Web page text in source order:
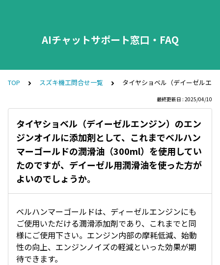
AIチャットサポート窓口・FAQ
TOP スズキ機工問合せ一覧 タイヤショベル（デイーゼルエ
最終更新日 : 2025/04/10
タイヤショベル（デイーゼルエンジン）のエン
ジンオイルに添加剤として、これまでベルハン
マーゴールドの潤滑油（300ml）を使用してい
たのですが、デイーゼル用潤滑油を使った方が
よいのでしょうか。
ベルハンマーゴールドは、ディーゼルエンジンにも
ご使用いただける潤滑添加剤であり、これまでと同
様にご使用下さい。エンジン内部の摩耗低減、始動
性の向上、エンジンノイズの軽減といった効果が期
待できます。